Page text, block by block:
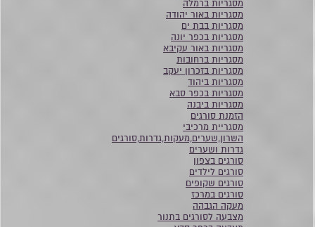
מסגריות ברמלה
מסגריות באור יהודה
מסגריות בבת ים
מסגריות בכפר יונה
מסגריות באור עקיבא
מסגריות ברחובות
מסגריות בזכרון יעקב
מסגריות ביהוד
מסגריות בכפר סבא
מסגריות ביבנה
הזמנת סורגים
מסגריית מרכיבי
השרון,שערים,מעקות,גדרות,סורגים
גדרות ושערים
סורגים בצפון
סורגים לילדים
סורגים שקופים
סורגים במרכז
מעקה הגבהה
מצבעה לסורגים בתנור